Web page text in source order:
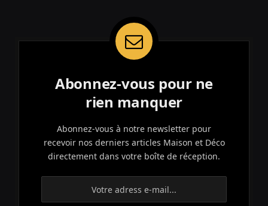
Abonnez-vous pour ne
rien manquer
Abonnez-vous à notre newsletter pour
recevoir nos derniers articles Maison et Déco
directement dans votre boîte de réception.